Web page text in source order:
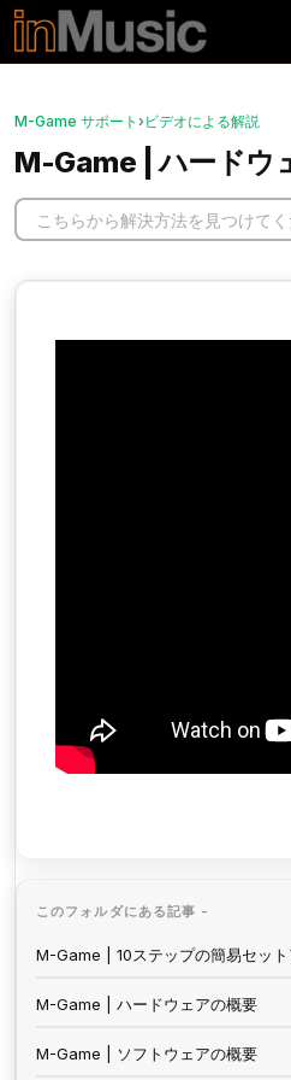
メインコンテンツに移動
M-Game サポート › ビデオによる解説
M-Game | ハードウ
このフォルダにある記事 -
M-Game | 10ステップの簡易セッ
M-Game | ハードウェアの概要
M-Game | ソフトウェアの概要